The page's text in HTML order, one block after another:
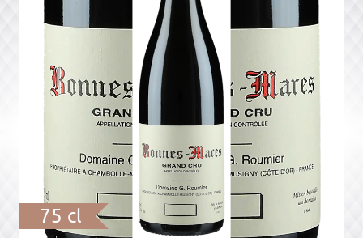
75 cl